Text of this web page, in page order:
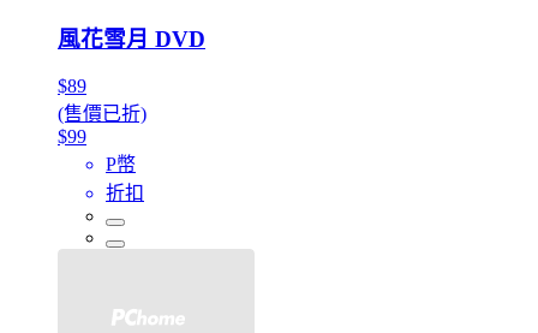
風花雪月 DVD
$89
(售價已折)
$99
P幣
折扣